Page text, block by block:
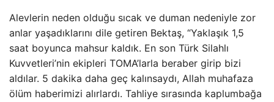
Alevlerin neden olduğu sıcak ve duman nedeniyle zor
anlar yaşadıklarını dile getiren Bektaş, “Yaklaşık 1,5
saat boyunca mahsur kaldık. En son Türk Silahlı
Kuvvetleri’nin ekipleri TOMA’larla beraber girip bizi
aldılar. 5 dakika daha geç kalınsaydı, Allah muhafaza
ölüm haberimizi alırlardı. Tahliye sırasında kaplumbağa